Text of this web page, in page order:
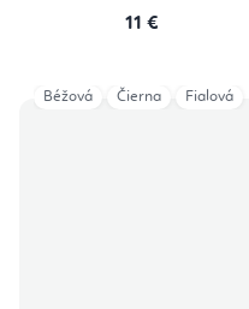
11 €
Béžová Čierna Fialová